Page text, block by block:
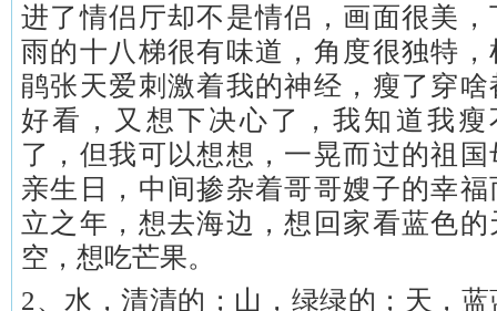
进了情侣厅却不是情侣，画面很美，
雨的十八梯很有味道，角度很独特，
鹃张天爱刺激着我的神经，瘦了穿啥
好看，又想下决心了，我知道我瘦
了，但我可以想想，一晃而过的祖国
亲生日，中间掺杂着哥哥嫂子的幸福
立之年，想去海边，想回家看蓝色的
空，想吃芒果。
2、水，清清的；山，绿绿的；天，